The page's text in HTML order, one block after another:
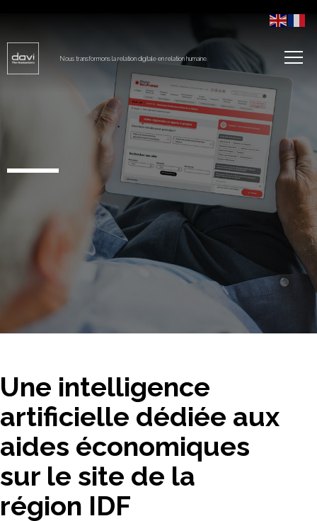
Nous transformons la relation digitale en relation humaine.
Une intelligence
artificielle dédiée aux
aides économiques
sur le site de la
région IDF